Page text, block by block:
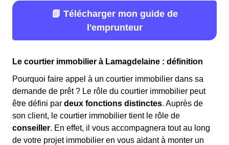
📗 Télécharger mon guide de
l'emprunteur
Le courtier immobilier à Lamagdelaine : définition
Pourquoi faire appel à un courtier immobilier dans sa
demande de prêt ? Le rôle du courtier immobilier peut
être défini par deux fonctions distinctes. Auprès de
son client, le courtier immobilier tient le rôle de
conseiller. En effet, il vous accompagnera tout au long
de votre projet immobilier en vous aidant à monter un